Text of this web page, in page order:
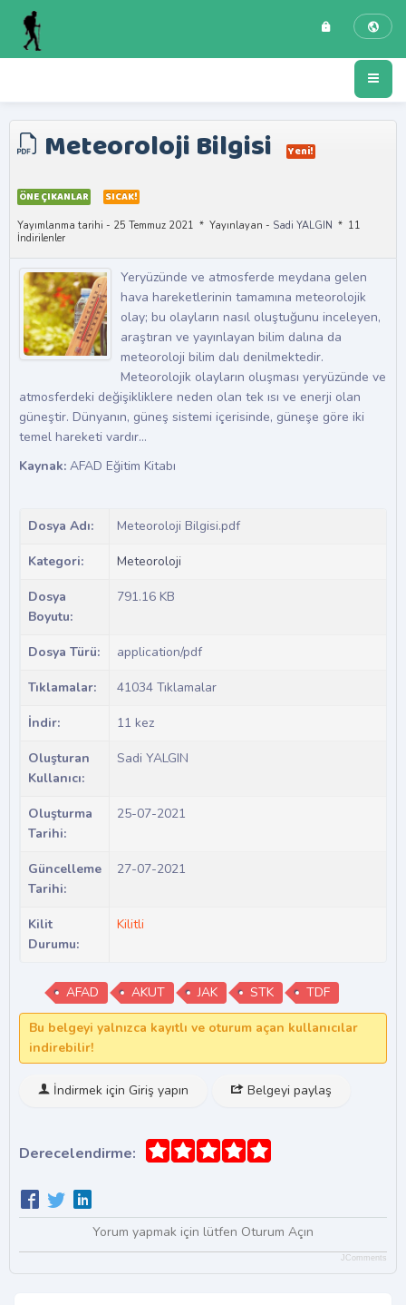
Meteoroloji Bilgisi Yeni!
ÖNE ÇIKANLAR SICAK!
Yayımlanma tarihi - 25 Temmuz 2021 Yayınlayan - Sadi YALGIN
11
İndirilenler
Yeryüzünde ve atmosferde meydana gelen
hava hareketlerinin tamamına meteorolojik
olay; bu olayların nasıl oluştuğunu inceleyen,
araştıran ve yayınlayan bilim dalına da
meteoroloji bilim dalı denilmektedir.
Meteorolojik olayların oluşması yeryüzünde ve
atmosferdeki değişikliklere neden olan tek ısı ve enerji olan
güneştir. Dünyanın, güneş sistemi içerisinde, güneşe göre iki
temel hareketi vardır…
Kaynak: AFAD Eğitim Kitabı
Dosya Adı: Meteoroloji Bilgisi.pdf
Kategori: Meteoroloji
Dosya
Boyutu:
791.16 KB
Dosya Türü: application/pdf
Tıklamalar: 41034 Tıklamalar
İndir: 11 kez
Oluşturan
Kullanıcı:
Sadi YALGIN
Oluşturma
Tarihi:
25-07-2021
Güncelleme
Tarihi:
27-07-2021
Kilit
Durumu:
Kilitli
AFAD AKUT JAK STK TDF
Bu belgeyi yalnızca kayıtlı ve oturum açan kullanıcılar
indirebilir!
İndirmek için Giriş yapın Belgeyi paylaş
Derecelendirme:
Yorum yapmak için lütfen Oturum Açın
JComments